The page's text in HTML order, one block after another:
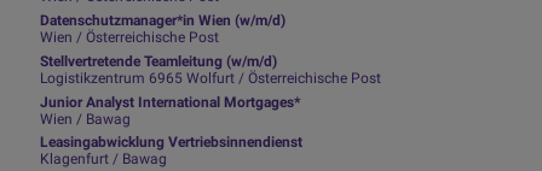
Datenschutzmanager*in Wien (w/m/d)
Wien / Österreichische Post
Stellvertretende Teamleitung (w/m/d)
Logistikzentrum 6965 Wolfurt / Österreichische Post
Junior Analyst International Mortgages*
Wien / Bawag
Leasingabwicklung Vertriebsinnendienst
Klagenfurt / Bawag